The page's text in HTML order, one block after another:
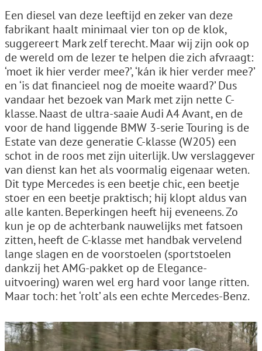
Een diesel van deze leeftijd en zeker van deze
fabrikant haalt minimaal vier ton op de klok,
suggereert Mark zelf terecht. Maar wij zijn ook op
de wereld om de lezer te helpen die zich afvraagt:
‘moet ik hier verder mee?’, ‘kán ik hier verder mee?’
en ‘is dat financieel nog de moeite waard?’ Dus
vandaar het bezoek van Mark met zijn nette C-
klasse. Naast de ultra-saaie Audi A4 Avant, en de
voor de hand liggende BMW 3-serie Touring is de
Estate van deze generatie C-klasse (W205) een
schot in de roos met zijn uiterlijk. Uw verslaggever
van dienst kan het als voormalig eigenaar weten.
Dit type Mercedes is een beetje chic, een beetje
stoer en een beetje praktisch; hij klopt aldus van
alle kanten. Beperkingen heeft hij eveneens. Zo
kun je op de achterbank nauwelijks met fatsoen
zitten, heeft de C-klasse met handbak vervelend
lange slagen en de voorstoelen (sportstoelen
dankzij het AMG-pakket op de Elegance-
uitvoering) waren wel erg hard voor lange ritten.
Maar toch: het ‘rolt’ als een echte Mercedes-Benz.